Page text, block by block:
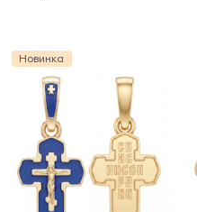
Новинка